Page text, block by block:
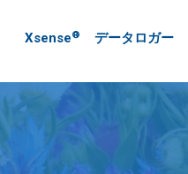
Xsense® データロガー